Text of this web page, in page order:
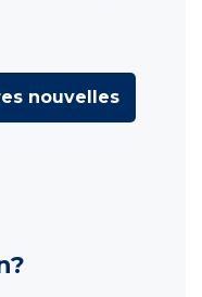
nouvelles